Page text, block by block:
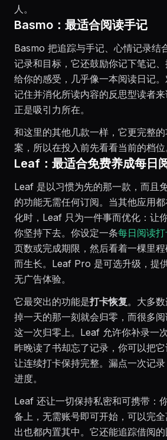
人。
Basmo：最适合阅读手记
Basmo 把追踪与手记、心情记录结
记录和目标，它还鼓励你记下笔记
给你的感受，几乎像一本阅读日记
记住并消化所读内容的反思型读者
正是吸引力所在。
和这里的其他几款一样，它更完整
案，所以在投入前先看看当前的档位
Leaf：最适合免费养成每日
Leaf 是以习惯为先的那一款，而且
的功能无需任何订阅。当其他应用
化时，Leaf 只为一件事而优化：让
你坚持下去。你设定一条每日阅读
页数或完成期限，然后看着一棵里
而生长。Leaf Pro 是可选升级，提
无广告体验。
它最突出的功能是打卡恢复。大多
掉一天的那一刻就会归零，而很多
这一次归零上。Leaf 允许你补录一
昨晚读了书却忘了记录，你可以把它
让连续打卡保持完整。漏点一次记
进度。
Leaf 还让一切保持私密和可携带：
备上，无需账号即可开始，可以完
出也都内置其中。它还能追踪借阅